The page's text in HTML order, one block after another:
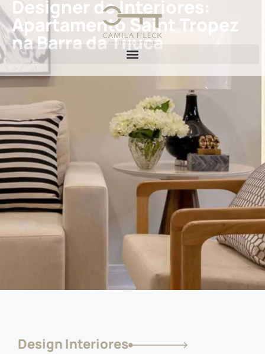
Designer de Interiores:
Apartamento Saint Tropez
na Barra da Tijuca
Design Interiores